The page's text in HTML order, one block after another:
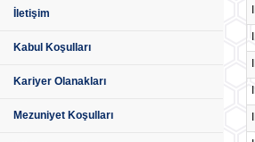
İletişim
Kabul Koşulları
Kariyer Olanakları
Mezuniyet Koşulları